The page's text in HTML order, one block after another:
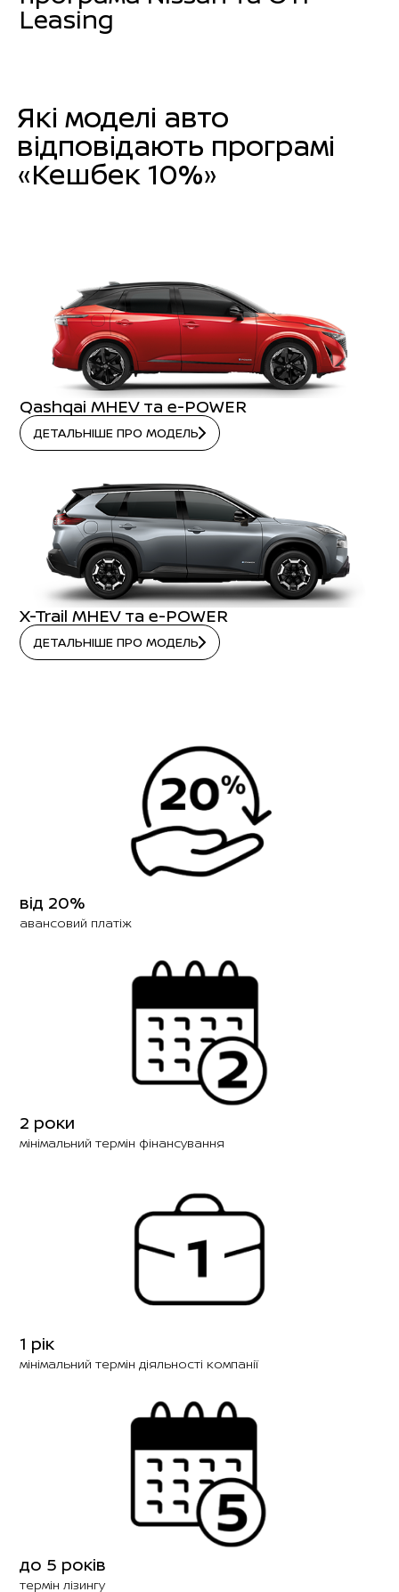
Leasing
Які моделі авто
відповідають програмі
«Кешбек 10%»
Qashqai MHEV та e-POWER
ДЕТАЛЬНІШЕ ПРО МОДЕЛЬ
X-Trail MHEV та e-POWER
ДЕТАЛЬНІШЕ ПРО МОДЕЛЬ
від 20%
авансовий платіж
2 роки
мінімальний термін фінансування
1 рік
мінімальний термін діяльності компанії
до 5 років
термін лізингу